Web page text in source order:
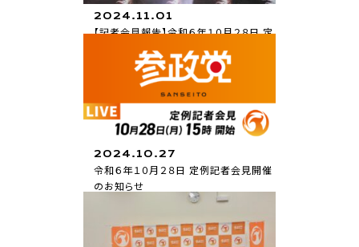
2024.11.01
【記者会見報告】令和６年１０月２８日 定
例記者会見
活動報告
2024.10.27
令和６年１０月２８日 定例記者会見開催
のお知らせ
お知らせ